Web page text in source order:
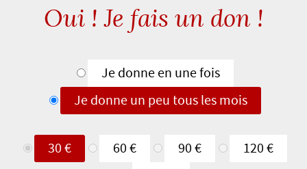
Oui ! Je fais un don !
Je donne en une fois
Je donne un peu tous les mois
30 € 60 € 90 €
120 €